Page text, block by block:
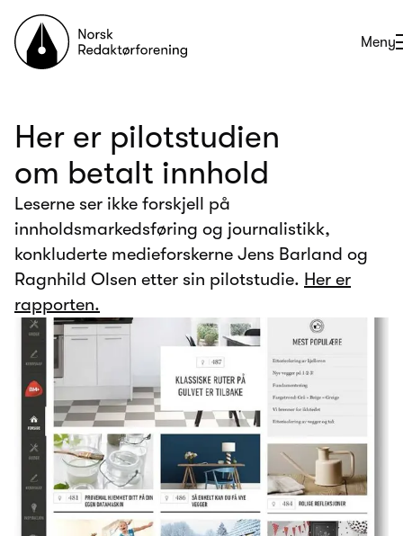
Til forsiden
Åpne
Meny
Her er pilotstudien
om betalt innhold
Leserne ser ikke forskjell på
innholdsmarkedsføring og journalistikk,
konkluderte medieforskerne Jens Barland og
Ragnhild Olsen etter sin pilotstudie. Her er
rapporten.